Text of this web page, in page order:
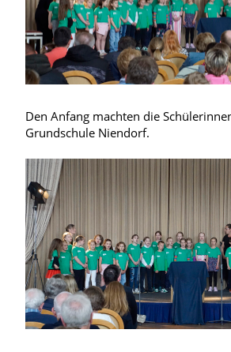
Den Anfang machten die
Grundschule Niendorf.